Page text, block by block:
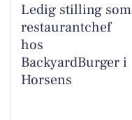
Ledig stilling som
restaurantchef
hos
BackyardBurger i
Horsens